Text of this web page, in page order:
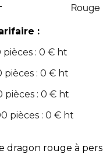
Rouge
:
pièces : 0 € ht
pièces : 0 € ht
pièces : 0 € ht
pièces : 0 € ht
dragon rouge à